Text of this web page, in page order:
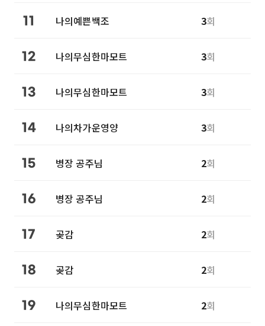
11 나의예쁜백조 3회
12 나의무심한마모트 3회
13 나의무심한마모트 3회
14 나의차가운영양 3회
15 병장 공주님 2회
16 병장 공주님 2회
17 곶감 2회
18 곶감 2회
19 나의무심한마모트 2회